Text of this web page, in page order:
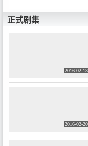
正式剧集
2016-02-13
2016-02-20